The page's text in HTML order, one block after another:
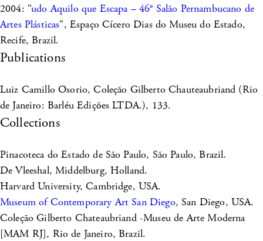
2004: “udo Aquilo que Escapa – 46° Salão Pernambucano de
Artes Plásticas“, Espaço Cícero Dias do Museu do Estado,
Recife, Brazil.
Publications
Luiz Camillo Osorio, Coleção Gilberto Chauteaubriand (Rio
de Janeiro: Barléu Edições LTDA.), 133.
Collections
Pinacoteca do Estado de São Paulo, São Paulo, Brazil.
De Vleeshal, Middelburg, Holland.
Harvard University, Cambridge, USA.
Museum of Contemporary Art San Diego, San Diego, USA.
Coleção Gilberto Chateaubriand -Museu de Arte Moderna
[MAM RJ], Rio de Janeiro, Brazil.